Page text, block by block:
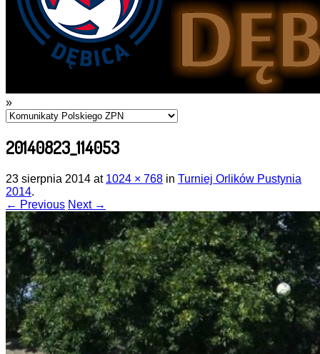
»
20140823_114053
23 sierpnia 2014 at 1024 × 768 in Turniej Orlików Pustynia
2014.
← Previous Next →